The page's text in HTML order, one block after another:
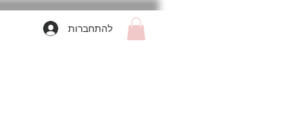
להתחברות